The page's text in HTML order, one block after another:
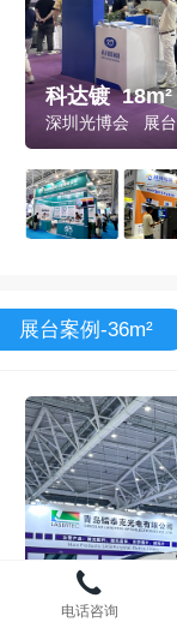
科达镀 18m²
深圳光博会 展
展台案例-36m²
电话咨询